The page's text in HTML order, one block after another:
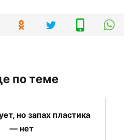
по теме
но запах пластика
— нет